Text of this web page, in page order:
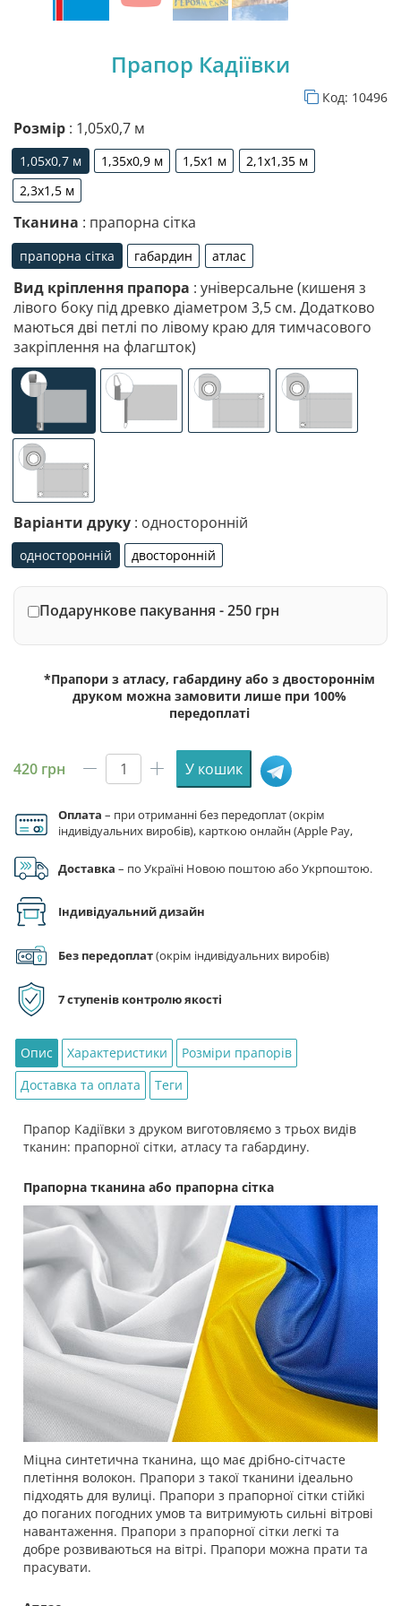
Прапор Кадіївки
Код: 10496
Розмір : 1,05х0,7 м
1,05х0,7 м
1,05х0,7 м
1,35х0,9 м
1,35х0,9 м
1,5х1 м
1,5х1 м
2,1х1,35 м
2,1х1,35 м
2,3х1,5 м
2,3х1,5 м
Тканина : прапорна сітка
прапорна сітка
прапорна сітка
габардин
габардин
атлас
атлас
Вид кріплення прапора : універсальне (кишеня з
лівого боку під древко діаметром 3,5 см. Додатково
маються дві петлі по лівому краю для тимчасового
закріплення на флагшток)
Варіанти друку : односторонній
односторонній
односторонній
двосторонній
двосторонній
Подарункове пакування - 250 грн
*Прапори з атласу, габардину або з двостороннім
друком можна замовити лише при 100%
передоплаті
420 грн
Прапор
кількість
У кошик
Оплата – при отриманні без передоплат (окрім
індивідуальних виробів), карткою онлайн (Apple Pay,
Доставка – по Україні Новою поштою або Укрпоштою.
Індивідуальний дизайн
Без передоплат(окрім індивідуальних виробів)
7 ступенів контролю якості
Опис Характеристики
Розміри прапорів
Доставка та оплата
Теги
Прапор Кадіївки з друком виготовляємо з трьох видів
тканин: прапорної сітки, атласу та габардину.
Прапорна тканина або прапорна сітка
Міцна синтетична тканина, що має дрібно-сітчасте
плетіння волокон. Прапори з такої тканини ідеально
підходять для вулиці. Прапори з прапорної сітки стійкі
до поганих погодних умов та витримують сильні вітрові
навантаження. Прапори з прапорної сітки легкі та
добре розвиваються на вітрі. Прапори можна прати та
прасувати.